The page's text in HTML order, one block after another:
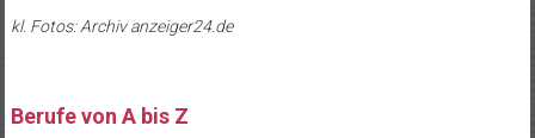
kl. Fotos: Archiv anzeiger24.de
Berufe von A bis Z